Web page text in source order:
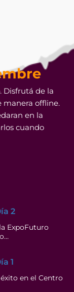
Disfrutá de la
manera offline.
en la
cuando
2
ExpoFuturo
1
en el Centro